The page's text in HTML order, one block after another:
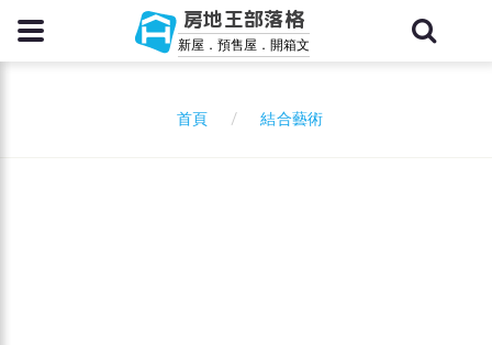
房地王部落格
新屋．預售屋．開箱文
首頁 結合藝術